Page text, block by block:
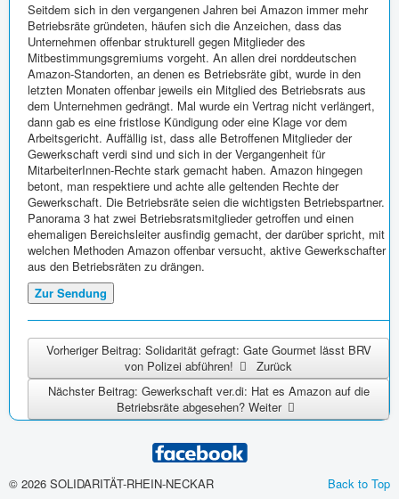
Seitdem sich in den vergangenen Jahren bei Amazon immer mehr
Betriebsräte gründeten, häufen sich die Anzeichen, dass das
Unternehmen offenbar strukturell gegen Mitglieder des
Mitbestimmungsgremiums vorgeht. An allen drei norddeutschen
Amazon-Standorten, an denen es Betriebsräte gibt, wurde in den
letzten Monaten offenbar jeweils ein Mitglied des Betriebsrats aus
dem Unternehmen gedrängt. Mal wurde ein Vertrag nicht verlängert,
dann gab es eine fristlose Kündigung oder eine Klage vor dem
Arbeitsgericht. Auffällig ist, dass alle Betroffenen Mitglieder der
Gewerkschaft verdi sind und sich in der Vergangenheit für
MitarbeiterInnen-Rechte stark gemacht haben. Amazon hingegen
betont, man respektiere und achte alle geltenden Rechte der
Gewerkschaft. Die Betriebsräte seien die wichtigsten Betriebspartner.
Panorama 3 hat zwei Betriebsratsmitglieder getroffen und einen
ehemaligen Bereichsleiter ausfindig gemacht, der darüber spricht, mit
welchen Methoden Amazon offenbar versucht, aktive Gewerkschafter
aus den Betriebsräten zu drängen.
Zur Sendung
Vorheriger Beitrag: Solidarität gefragt: Gate Gourmet lässt BRV
von Polizei abführen!
Zurück
Nächster Beitrag: Gewerkschaft ver.di: Hat es Amazon auf die
Betriebsräte abgesehen? Weiter
Back to Top
© 2026 SOLIDARITÄT-RHEIN-NECKAR